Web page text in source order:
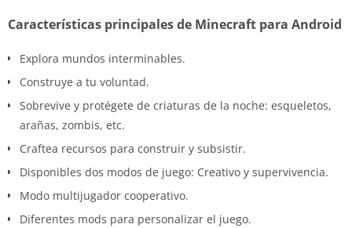
Características principales de Minecraft para Android
Explora mundos interminables.
Construye a tu voluntad.
Sobrevive y protégete de criaturas de la noche: esqueletos,
arañas, zombis, etc.
Craftea recursos para construir y subsistir.
Disponibles dos modos de juego: Creativo y supervivencia.
Modo multijugador cooperativo.
Diferentes mods para personalizar el juego.